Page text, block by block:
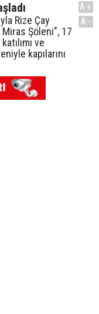
Rize Çay
Miras Şöleni", 17
ve
kapılarını
A+
A-